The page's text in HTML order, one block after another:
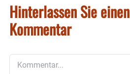
Hinterlassen Sie einen
Kommentar